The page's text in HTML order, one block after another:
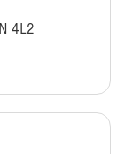
4L2